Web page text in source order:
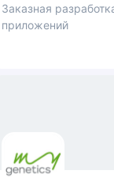
Заказная
приложений